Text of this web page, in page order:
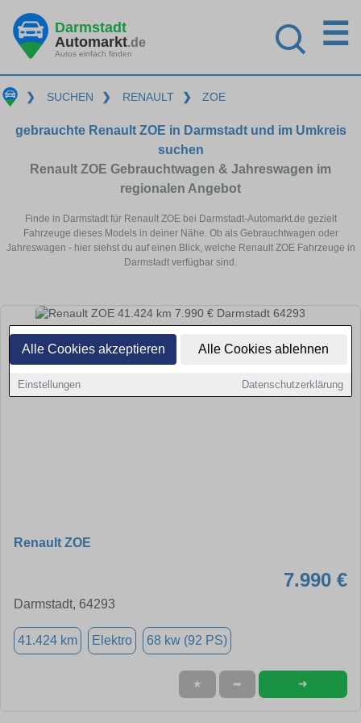
Alle Cookies akzeptieren Alle Cookies ablehnen
Einstellungen Datenschutzerklärung
Darmstadt
Automarkt.de
Autos einfach finden
☰
❯ SUCHEN ❯ RENAULT ❯ ZOE
gebrauchte Renault ZOE in Darmstadt und im Umkreis
suchen
Renault ZOE Gebrauchtwagen & Jahreswagen im
regionalen Angebot
Finde in Darmstadt für Renault ZOE bei Darmstadt-Automarkt.de gezielt
Fahrzeuge dieses Models in deiner Nähe. Ob als Gebrauchtwagen oder
Jahreswagen - hier siehst du auf einen Blick, welche Renault ZOE Fahrzeuge in
Darmstadt verfügbar sind.
Renault ZOE
7.990 €
Darmstadt, 64293
41.424 km Elektro 68 kw (92 PS)
★ ➦ ➜